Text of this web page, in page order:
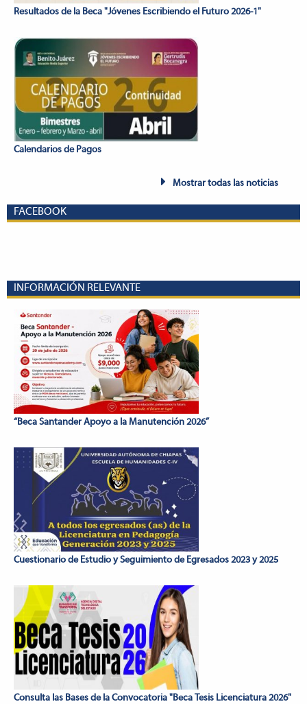
Resultados de la Beca "Jóvenes Escribiendo el Futuro 2026-1"
Calendarios de Pagos
Mostrar todas las noticias
FACEBOOK
INFORMACIÓN RELEVANTE
“Beca Santander Apoyo a la Manutención 2026”
Cuestionario de Estudio y Seguimiento de Egresados 2023 y 2025
Consulta las Bases de la Convocatoria "Beca Tesis Licenciatura 2026"